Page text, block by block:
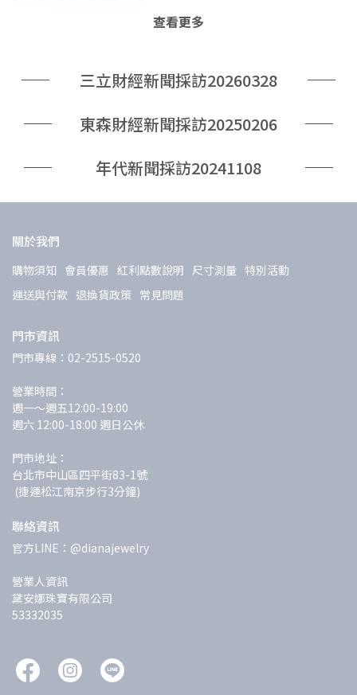
查看更多
三立財經新聞採訪20260328
東森財經新聞採訪20250206
年代新聞採訪20241108
關於我們
購物須知 會員優惠 紅利點數說明 尺寸測量 特別活動
運送與付款 退換貨政策 常見問題
門市資訊
門市專線：02-2515-0520
營業時間：
週一～週五12:00-19:00
週六 12:00-18:00 週日公休
門市地址：
台北市中山區四平街83-1號
(捷運松江南京步行3分鐘)
聯絡資訊
官方LINE：@dianajewelry
營業人資訊
黛安娜珠寶有限公司
53332035